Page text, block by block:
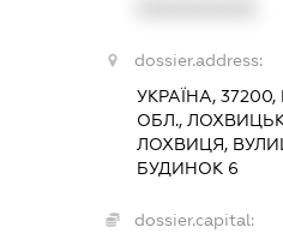
dossier.address:
УКРАЇНА,
ОБЛ.,
ЛОХВИЦЯ,
БУДИНОК 6
dossier.capital: